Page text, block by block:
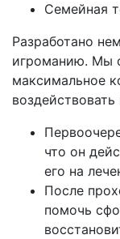
Семейная
Разработано
игроманию. Мы
максимальное
что он
его на
После
помочь